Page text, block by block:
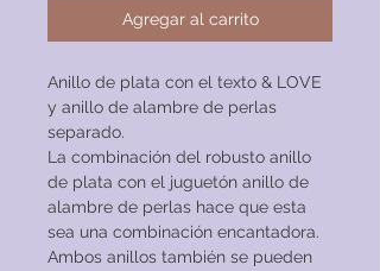
Agregar al carrito
Anillo de plata con el texto & LOVE
y anillo de alambre de perlas
separado.
La combinación del robusto anillo
de plata con el juguetón anillo de
alambre de perlas hace que esta
sea una combinación encantadora.
Ambos anillos también se pueden